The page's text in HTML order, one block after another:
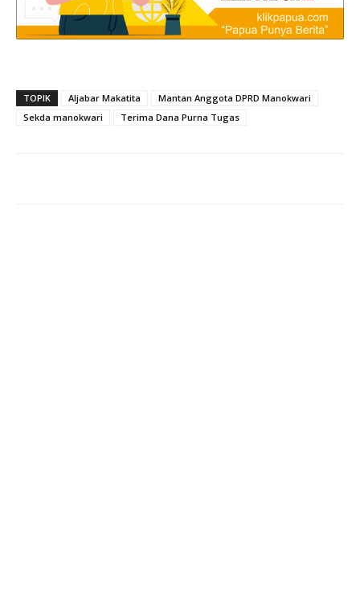
TOPIK Aljabar Makatita
Mantan Anggota DPRD Manokwari
Sekda manokwari
Terima Dana Purna Tugas